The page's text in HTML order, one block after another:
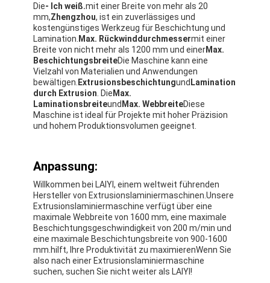
Fabrik-Ausflug
Qualitätskontrolle
Treten Sie mit uns in Verbindung
Nachrichten
Verdrängungs-lamellierende Maschine
lamellierende Maschine des Filmes
Plastiklaminierungsmaschine
Beschichtungs-Laminierungs-Maschine
Die- Ich weiß.mit einer Breite von mehr als 20
mm,Zhengzhou, ist ein zuverlässiges und
kostengünstiges Werkzeug für Beschichtung und
Lamination. Max. Rückwinddurchmessermit einer
Breite von nicht mehr als 1200 mm und einerMax.
BeschichtungsbreiteDie Maschine kann eine
Vielzahl von Materialien und Anwendungen
bewältigen. Extrusionsbeschichtungund Lamination
durch Extrusion . Die Max.
Laminationsbreiteund Max. WebbreiteDiese
Maschine ist ideal für Projekte mit hoher Präzision
und hohem Produktionsvolumen geeignet.
Anpassung:
Willkommen bei LAIYI, einem weltweit führenden
Hersteller von Extrusionslaminiermaschinen.Unsere
Extrusionslaminiermaschine verfügt über eine
maximale Webbreite von 1600 mm, eine maximale
Beschichtungsgeschwindigkeit von 200 m/min und
eine maximale Beschichtungsbreite von 900-1600
mm.hilft, Ihre Produktivität zu maximierenWenn Sie
also nach einer Extrusionslaminiermaschine
suchen, suchen Sie nicht weiter als LAIYI!